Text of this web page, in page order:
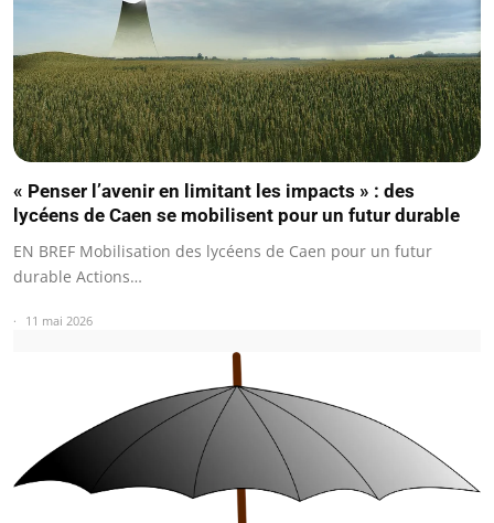
« Penser l’avenir en limitant les impacts » : des
lycéens de Caen se mobilisent pour un futur durable
EN BREF Mobilisation des lycéens de Caen pour un futur
durable Actions…
11 mai 2026